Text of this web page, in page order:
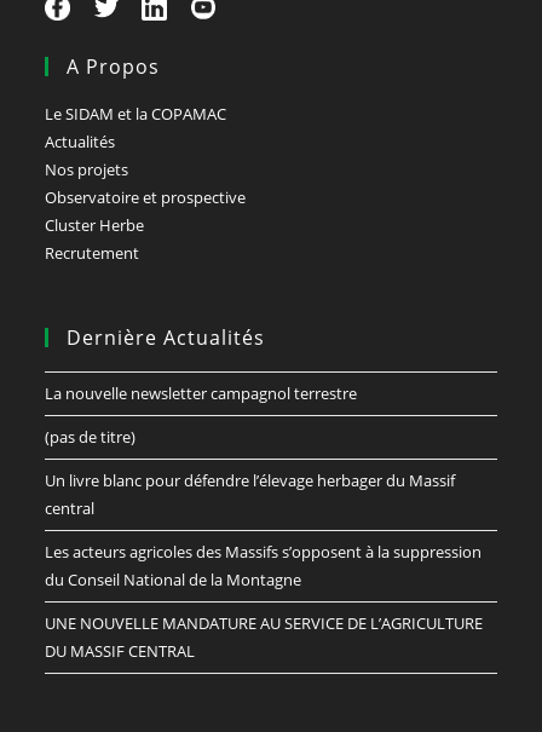
A Propos
Le SIDAM et la COPAMAC
Actualités
Nos projets
Observatoire et prospective
Cluster Herbe
Recrutement
Dernière Actualités
La nouvelle newsletter campagnol terrestre
(pas de titre)
Un livre blanc pour défendre l’élevage herbager du Massif
central
Les acteurs agricoles des Massifs s’opposent à la suppression
du Conseil National de la Montagne
UNE NOUVELLE MANDATURE AU SERVICE DE L’AGRICULTURE
DU MASSIF CENTRAL